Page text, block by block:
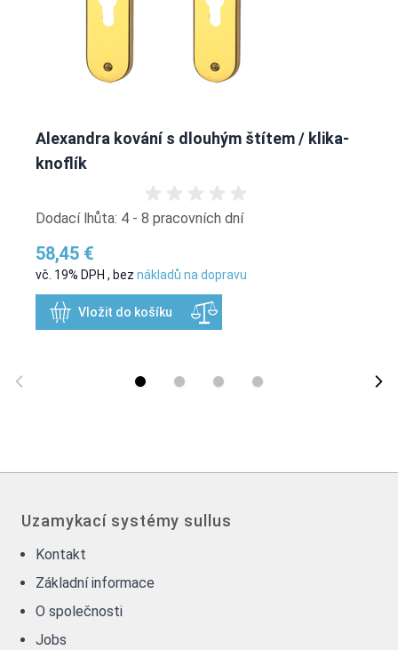
Alexandra kování s dlouhým štítem / klika-
knoflík
Dodací lhůta: 4 - 8 pracovních dní
58,45 €
vč. 19% DPH , bez nákladů na dopravu
Vložit do košíku
Uzamykací systémy sullus
Kontakt
Základní informace
O společnosti
Jobs